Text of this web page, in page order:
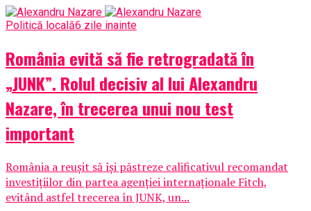
Politică locală6 zile inainte
România evită să fie retrogradată în
„JUNK”. Rolul decisiv al lui Alexandru
Nazare, în trecerea unui nou test
important
România a reușit să își păstreze calificativul recomandat
investițiilor din partea agenției internaționale Fitch,
evitând astfel trecerea în JUNK, un...